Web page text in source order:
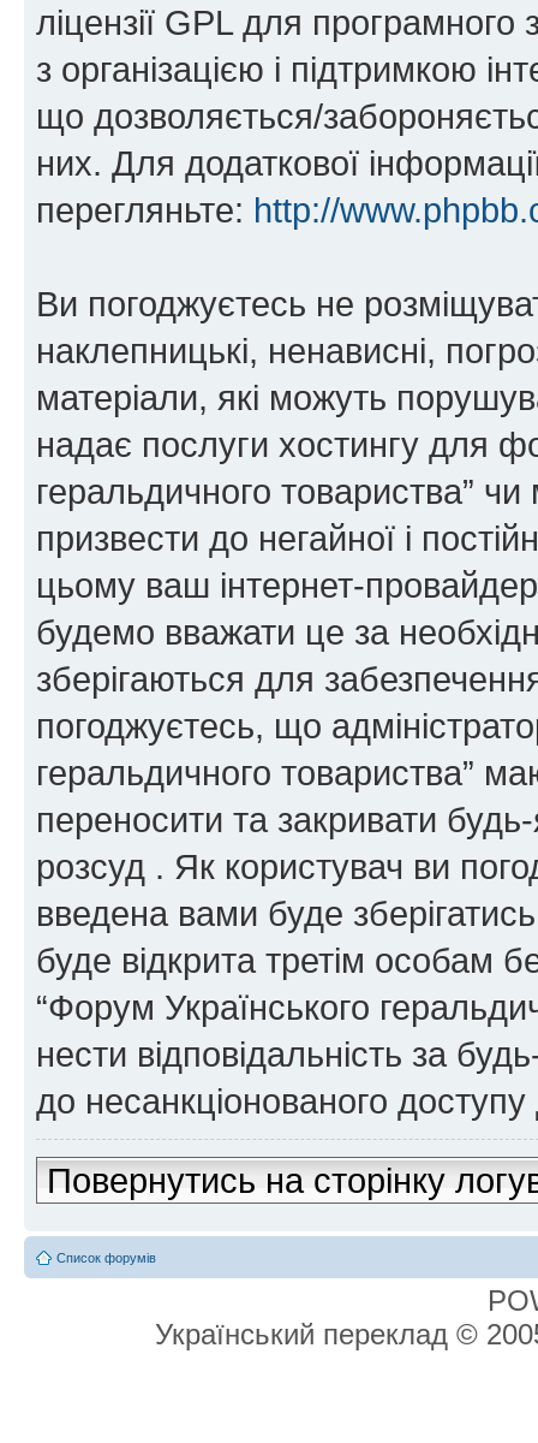
ліцензії GPL для
з організацією і підтримкою
що дозволяється/
них. Для додаткової
перегляньте: http://
Ви погоджуєтесь не
наклепницькі, ненависні,
матеріали, які можуть
надає послуги хостингу для
геральдичного товариства”
призвести до негайної і
цьому ваш інтернет-
будемо вважати це за
зберігаються для
погоджуєтесь, що
геральдичного товариства”
переносити та закривати
розсуд . Як користувач ви
введена вами буде
буде відкрита третім особам
“Форум Українського
нести відповідальність за
до несанкціонованого доступу
Повернутись на сторінку
Список форумів
Український переклад ©